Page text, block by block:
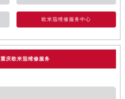
欧米茄维修服务中心
重庆欧米茄维修服务